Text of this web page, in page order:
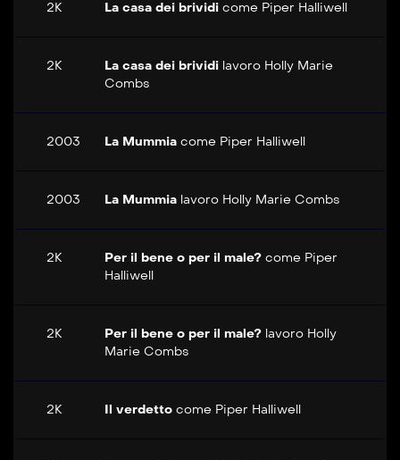
2K La casa dei brividi come Piper Halliwell
2K La casa dei brividi lavoro Holly Marie
Combs
2003 La Mummia come Piper Halliwell
2003 La Mummia lavoro Holly Marie Combs
2K Per il bene o per il male? come Piper
Halliwell
2K Per il bene o per il male? lavoro Holly
Marie Combs
2K Il verdetto come Piper Halliwell